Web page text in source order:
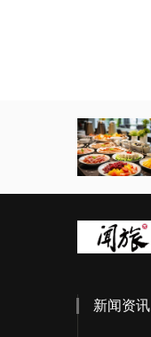
新闻资讯